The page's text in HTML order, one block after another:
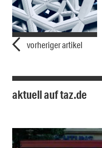
vorheriger artikel
aktuell auf taz.de